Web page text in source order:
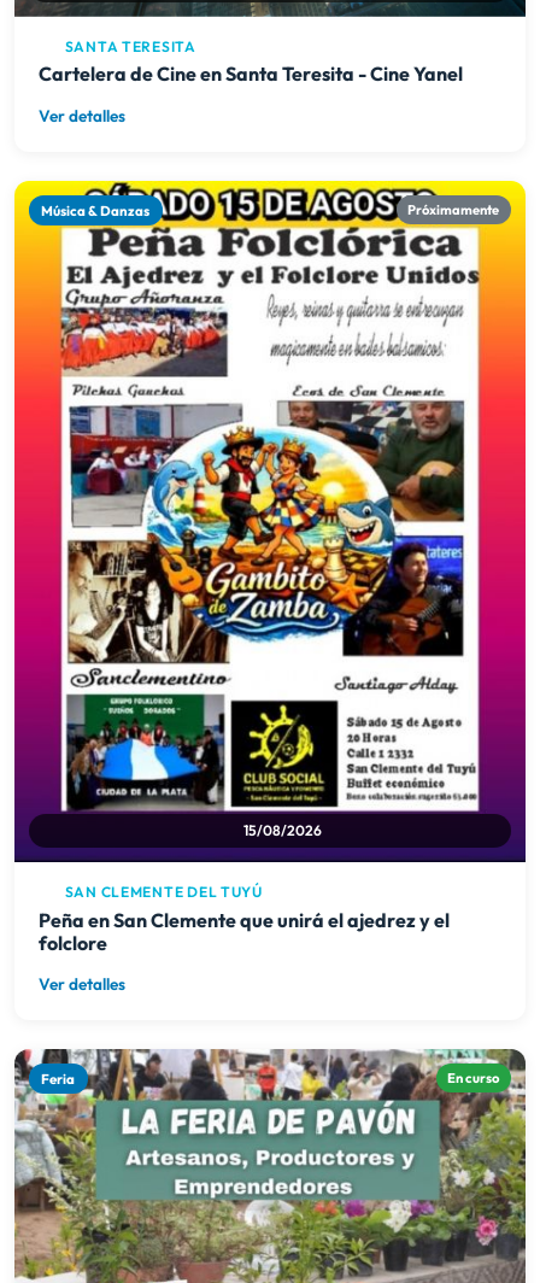
SANTA TERESITA
Cartelera de Cine en Santa Teresita - Cine Yanel
Ver detalles
Música & Danzas Próximamente
15/08/2026
SAN CLEMENTE DEL TUYÚ
Peña en San Clemente que unirá el ajedrez y el
folclore
Ver detalles
Feria En curso